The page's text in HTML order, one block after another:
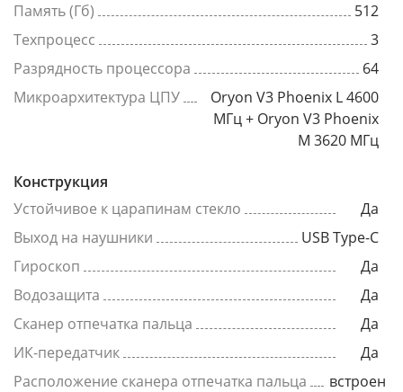
Память (Гб)
512
Техпроцесс
3
Разрядность процессора
64
Микроархитектура ЦПУ
Oryon V3 Phoenix L 4600
МГц + Oryon V3 Phoenix
M 3620 МГц
Конструкция
Устойчивое к царапинам стекло
Да
Выход на наушники
USB Type-C
Гироскоп
Да
Водозащита
Да
Сканер отпечатка пальца
Да
ИК-передатчик
Да
Расположение сканера отпечатка пальца
встроен